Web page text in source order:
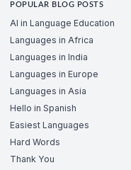
POPULAR BLOG POSTS
AI in Language Education
Languages in Africa
Languages in India
Languages in Europe
Languages in Asia
Hello in Spanish
Easiest Languages
Hard Words
Thank You